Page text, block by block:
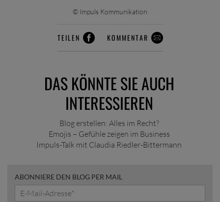
© Impuls Kommunikation
TEILEN KOMMENTAR
DAS KÖNNTE SIE AUCH
INTERESSIEREN
Blog erstellen: Alles im Recht?
Emojis – Gefühle zeigen im Business
Impuls-Talk mit Claudia Riedler-Bittermann
ABONNIERE DEN BLOG PER MAIL